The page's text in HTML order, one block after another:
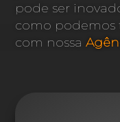
pode ser
como podemos
com nossa